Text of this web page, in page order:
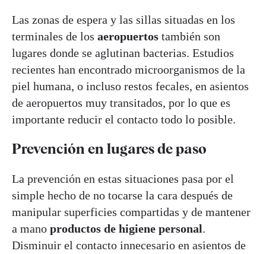
Las zonas de espera y las sillas situadas en los
terminales de los aeropuertos también son
lugares donde se aglutinan bacterias. Estudios
recientes han encontrado microorganismos de la
piel humana, o incluso restos fecales, en asientos
de aeropuertos muy transitados, por lo que es
importante reducir el contacto todo lo posible.
Prevención en lugares de paso
La prevención en estas situaciones pasa por el
simple hecho de no tocarse la cara después de
manipular superficies compartidas y de mantener
a mano productos de higiene personal.
Disminuir el contacto innecesario en asientos de